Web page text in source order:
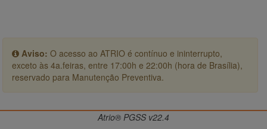
Aviso: O acesso ao ATRIO é contínuo e ininterrupto,
exceto às 4a.feiras, entre 17:00h e 22:00h (hora de Brasília),
reservado para Manutenção Preventiva.
Atrio® PGSS v22.4